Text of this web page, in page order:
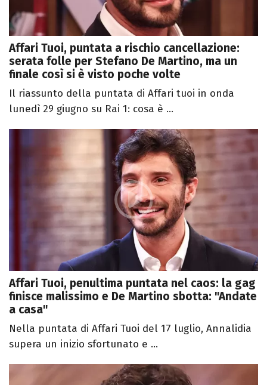
Affari Tuoi, puntata a rischio cancellazione:
serata folle per Stefano De Martino, ma un
finale così si è visto poche volte
Il riassunto della puntata di Affari tuoi in onda
lunedì 29 giugno su Rai 1: cosa è ...
Affari Tuoi, penultima puntata nel caos: la gag
finisce malissimo e De Martino sbotta: "Andate
a casa"
Nella puntata di Affari Tuoi del 17 luglio, Annalidia
supera un inizio sfortunato e ...